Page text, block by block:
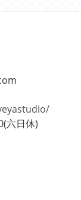
六日休)